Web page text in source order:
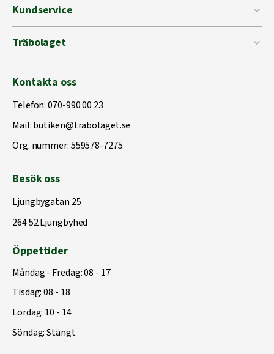
Kundservice
Träbolaget
Kontakta oss
Telefon:070-990 00 23
Mail:butiken@trabolaget.se
Org. nummer: 559578-7275
Besök oss
Ljungbygatan 25
264 52 Ljungbyhed
Öppettider
Måndag - Fredag: 08 - 17
Tisdag: 08 - 18
Lördag: 10 - 14
Söndag: Stängt